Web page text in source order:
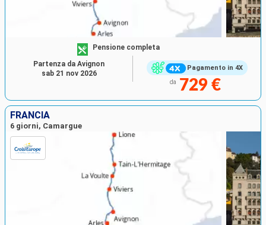
Pagamento in 4X
Pensione completa
da 729 €
Partenza da Avignon
sab 21 nov 2026
FRANCIA
6 giorni, Camargue